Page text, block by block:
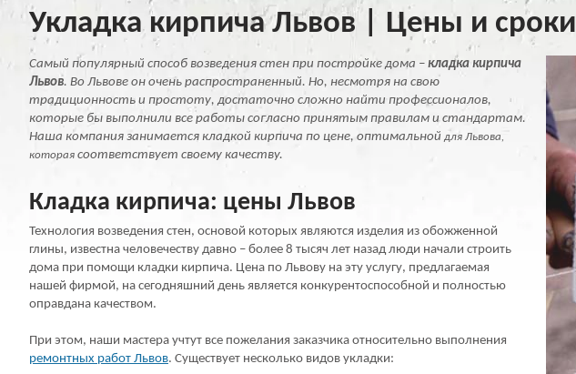
Укладка кирпича Львов | Цены и сроки
Самый популярный способ возведения стен при постройке дома – кладка кирпича
Львов. Во Львове он очень распространенный. Но, несмотря на свою
традиционность и простоту, достаточно сложно найти профессионалов,
которые бы выполнили все работы согласно принятым правилам и стандартам.
Наша компания занимается кладкой кирпича по цене, оптимальной для Львова,
которая соответствует своему качеству.
Кладка кирпича: цены Львов
Технология возведения стен, основой которых являются изделия из обожженной
глины, известна человечеству давно – более 8 тысяч лет назад люди начали строить
дома при помощи кладки кирпича. Цена по Львову на эту услугу, предлагаемая
нашей фирмой, на сегодняшний день является конкурентоспособной и полностью
оправдана качеством.
При этом, наши мастера учтут все пожелания заказчика относительно выполнения
ремонтных работ Львов. Существует несколько видов укладки: